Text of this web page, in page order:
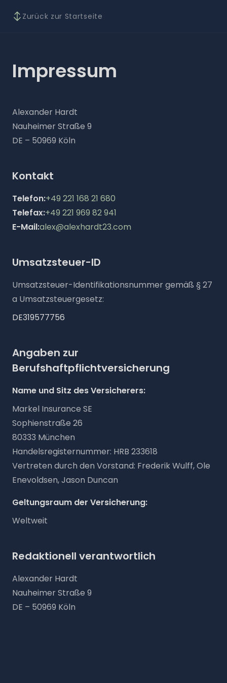
Zurück zur Startseite
Impressum
Alexander Hardt
Nauheimer Straße 9
DE – 50969 Köln
Kontakt
Telefon:+49 221 168 21 680
Telefax:+49 221 969 82 941
E-Mail:alex@alexhardt23.com
Umsatzsteuer-ID
Umsatzsteuer-Identifikationsnummer gemäß § 27
a Umsatzsteuergesetz:
DE319577756
Angaben zur
Berufshaftpflichtversicherung
Name und Sitz des Versicherers:
Markel Insurance SE
Sophienstraße 26
80333 München
Handelsregisternummer: HRB 233618
Vertreten durch den Vorstand: Frederik Wulff, Ole
Enevoldsen, Jason Duncan
Geltungsraum der Versicherung:
Weltweit
Redaktionell verantwortlich
Alexander Hardt
Nauheimer Straße 9
DE – 50969 Köln